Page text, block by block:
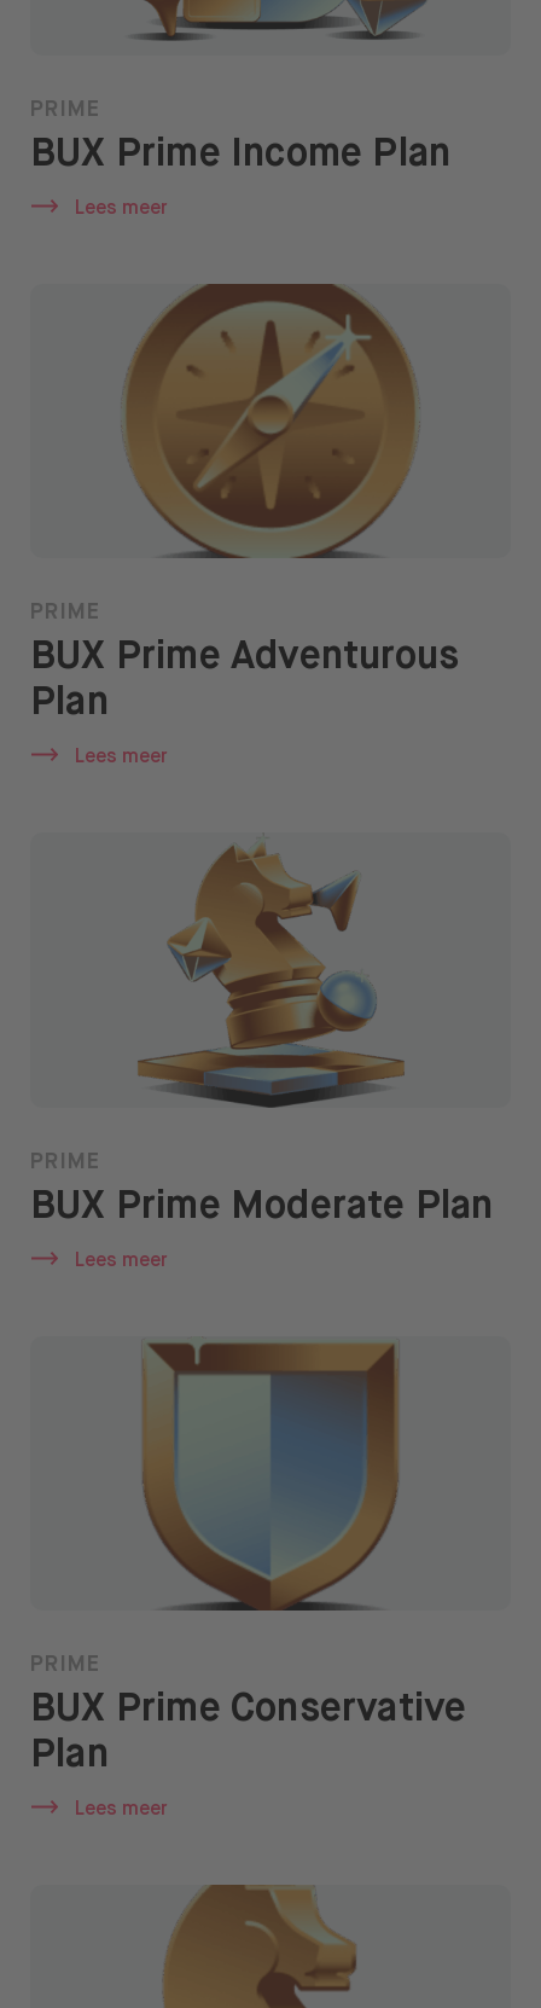
Over BUX
Pers
Help
Overstappen
Open taal menu
PRIME
BUX Prime Income Plan
Lees meer
PRIME
BUX Prime Adventurous
Plan
Lees meer
PRIME
BUX Prime Moderate Plan
Lees meer
PRIME
BUX Prime Conservative
Plan
Lees meer